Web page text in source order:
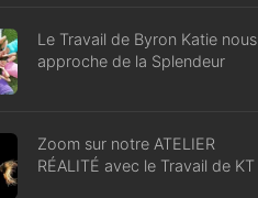
Le Travail de Byron Katie nous
approche de la Splendeur
Zoom sur notre ATELIER
RÉALITÉ avec le Travail de KT